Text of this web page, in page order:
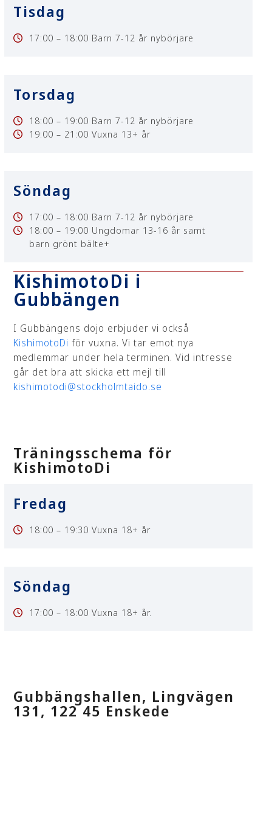
Tisdag
17:00 – 18:00 Barn 7-12 år nybörjare
Torsdag
18:00 – 19:00 Barn 7-12 år nybörjare
19:00 – 21:00Vuxna 13+ år
Söndag
17:00 – 18:00 Barn 7-12 år nybörjare
18:00 – 19:00 Ungdomar 13-16 år samt
barn grönt bälte+
KishimotoDi i
Gubbängen
I Gubbängens dojo erbjuder vi också
KishimotoDi för vuxna. Vi tar emot nya
medlemmar under hela terminen. Vid intresse
går det bra att skicka ett mejl till
kishimotodi@stockholmtaido.se
Träningsschema för
KishimotoDi
Fredag
18:00 – 19:30Vuxna 18+ år
Söndag
17:00– 18:00 Vuxna 18+ år.
Gubbängshallen, Lingvägen
131, 122 45 Enskede